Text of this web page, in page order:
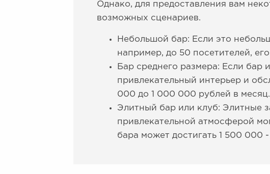
Однако, для предоставления вам
возможных сценариев.
Небольшой бар: Если это
например, до 50 посетителей,
Бар среднего размера: Если бар
привлекательный интерьер и
000 до 1 000 000 рублей в месяц.
Элитный бар или клуб: Элитные
привлекательной атмосферой
бара может достигать 1 500